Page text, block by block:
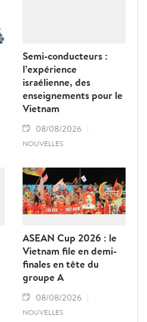
Semi-conducteurs :
l’expérience
israélienne, des
enseignements pour le
Vietnam
08/08/2026
NOUVELLES
ASEAN Cup 2026 : le
Vietnam file en demi-
finales en tête du
groupe A
08/08/2026
NOUVELLES